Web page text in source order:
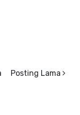
Posting Lama